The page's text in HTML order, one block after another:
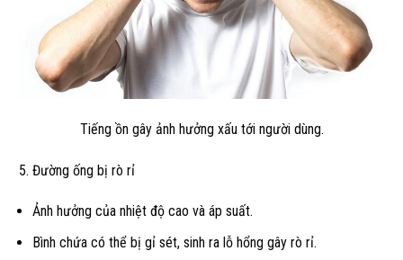
Tiếng ồn gây ảnh hưởng xấu tới người dùng.
Đường ống bị rò rỉ
Ảnh hưởng của nhiệt độ cao và áp suất.
Bình chứa có thể bị gỉ sét, sinh ra lỗ hổng gây rò rỉ.